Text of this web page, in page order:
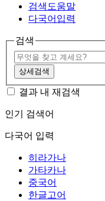
검색도움말
다국어입력
검색
상세검색
결과 내 재검색
인기 검색어
다국어 입력
히라가나
가타카나
중국어
한글고어